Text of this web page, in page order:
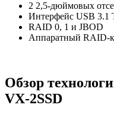
2 2,5-дюймовых
Интерфейс USB 3.1
RAID 0, 1 и JBOD
Аппаратный RAID-
Обзор
VX-2SSD